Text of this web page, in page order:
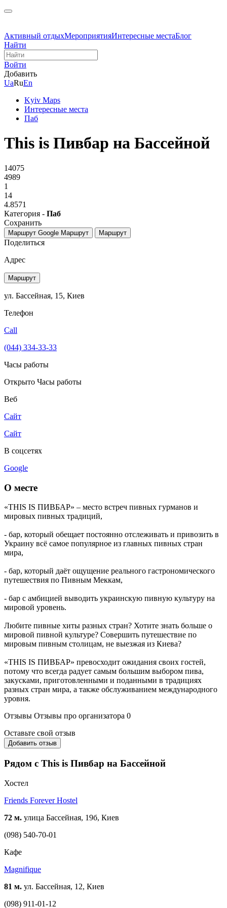
Активный отдыхМероприятияИнтересные местаБлог
Найти
Войти
Добавить
UaRuEn
Kyiv Maps
Интересные места
Паб
This is Пивбар на Бассейной
14075
4989
1
14
4.8571
Категория - Паб
Сохранить
Маршрут Google Маршрут Маршрут
Поделиться
Адрес
Маршрут
ул. Бассейная, 15, Киев
Телефон
Call
(044) 334-33-33
Часы работы
Открыто Часы работы
Веб
Сайт
Сайт
В соцсетях
Google
О месте
«THIS IS ПИВБАР» – место встреч пивных гурманов и
мировых пивных традиций,
- бар, который обещает постоянно отслеживать и привозить в
Украину всё самое популярное из главных пивных стран
мира,
- бар, который даёт ощущение реального гастрономического
путешествия по Пивным Меккам,
- бар с амбицией выводить украинскую пивную культуру на
мировой уровень.
Любите пивные хиты разных стран? Хотите знать больше о
мировой пивной культуре? Совершить путешествие по
мировым пивным столицам, не выезжая из Киева?
«THIS IS ПИВБАР» превосходит ожидания своих гостей,
потому что всегда радует самым большим выбором пива,
закусками, приготовленными и поданными в традициях
разных стран мира, а также обслуживанием международного
уровня.
Отзывы Отзывы про организатора 0
Оставьте свой отзыв
Добавить отзыв
Рядом с This is Пивбар на Бассейной
Хостел
Friends Forever Hostel
72 м. улица Бассейная, 19б, Киев
(098) 540-70-01
Кафе
Magnifique
81 м. ул. Бассейная, 12, Киев
(098) 911-01-12